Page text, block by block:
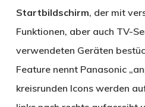
Startbildschirm, der mit
Funktionen, aber auch TV-
verwendeten Geräten
Feature nennt Panasonic
kreisrunden Icons werden